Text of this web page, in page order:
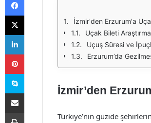
İzmir'den Erzurum'a
Uçak Bileti
Uçuş Süresi ve
Erzurum’da
İzmir’den
Türkiye’nin güzide
X
LinkedIn
Pinterest
Skype
E-Posta ile paylaş